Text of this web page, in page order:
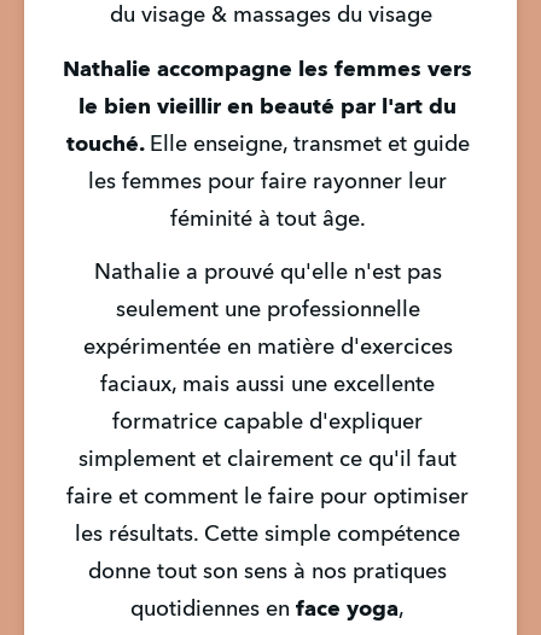
du visage & massages du visage
Nathalie accompagne les femmes vers
le bien vieillir en beauté par l'art du
touché. Elle enseigne, transmet et guide
les femmes pour faire rayonner leur
féminité à tout âge.
Nathalie a prouvé qu'elle n'est pas
seulement une professionnelle
expérimentée en matière d'exercices
faciaux, mais aussi une excellente
formatrice capable d'expliquer
simplement et clairement ce qu'il faut
faire et comment le faire pour optimiser
les résultats. Cette simple compétence
donne tout son sens à nos pratiques
quotidiennes en face yoga,